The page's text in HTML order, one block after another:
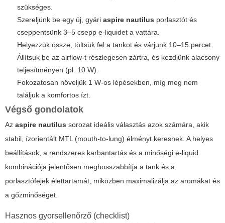
szükséges.
Szereljünk be egy új, gyári aspire nautilus porlasztót és
cseppentsünk 3–5 csepp e-liquidet a vattára.
Helyezzük össze, töltsük fel a tankot és várjunk 10–15 percet.
Állítsuk be az airflow-t részlegesen zártra, és kezdjünk alacsony
teljesítményen (pl. 10 W).
Fokozatosan növeljük 1 W-os lépésekben, míg meg nem
találjuk a komfortos ízt.
Végső gondolatok
Az aspire nautilus sorozat ideális választás azok számára, akik
stabil, ízorientált MTL (mouth-to-lung) élményt keresnek. A helyes
beállítások, a rendszeres karbantartás és a minőségi e-liquid
kombinációja jelentősen meghosszabbítja a tank és a
porlasztófejek élettartamát, miközben maximalizálja az aromákat és
a gőzminőséget.
Hasznos gyorsellenőrző (checklist)